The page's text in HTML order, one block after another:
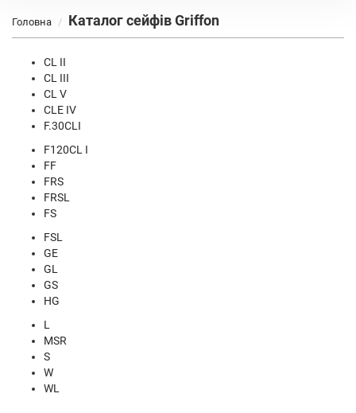
Головна Каталог сейфів Griffon
CL II
CL III
CL V
CLE IV
F.30CLI
F120CL I
FF
FRS
FRSL
FS
FSL
GE
GL
GS
HG
L
MSR
S
W
WL